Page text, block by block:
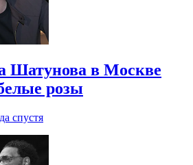
Шатунова в Москве
розы
спустя